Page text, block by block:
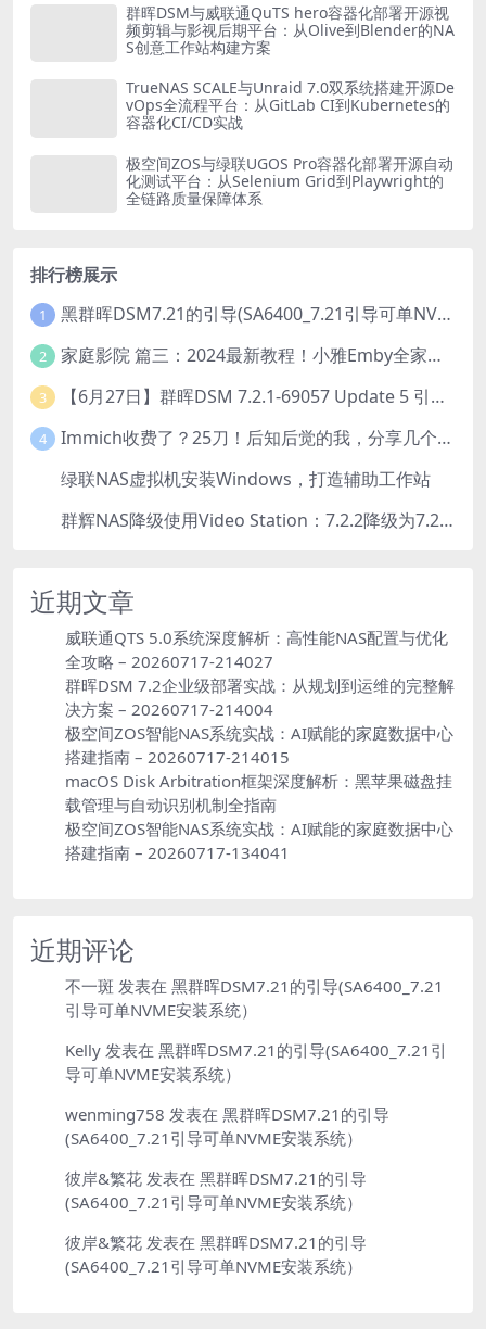
群晖DSM与威联通QuTS hero容器化部署开源视
频剪辑与影视后期平台：从Olive到Blender的NA
S创意工作站构建方案
TrueNAS SCALE与Unraid 7.0双系统搭建开源De
vOps全流程平台：从GitLab CI到Kubernetes的
容器化CI/CD实战
极空间ZOS与绿联UGOS Pro容器化部署开源自动
化测试平台：从Selenium Grid到Playwright的
全链路质量保障体系
排行榜展示
1 黑群晖DSM7.21的引导(SA6400_7.21引导可单NVME安装系统）
2 家庭影院 篇三：2024最新教程！小雅Emby全家桶又是什么？它和小雅AList又有什么区别？
3 【6月27日】群晖DSM 7.2.1-69057 Update 5 引导【附半洗白序列号】
4 Immich收费了？25刀！后知后觉的我，分享几个方法DIY这款最强家庭照片管理工具
绿联NAS虚拟机安装Windows，打造辅助工作站
群辉NAS降级使用Video Station：7.2.2降级为7.2.1，也可降为其他版本
近期文章
威联通QTS 5.0系统深度解析：高性能NAS配置与优化
全攻略 – 20260717-214027
群晖DSM 7.2企业级部署实战：从规划到运维的完整解
决方案 – 20260717-214004
极空间ZOS智能NAS系统实战：AI赋能的家庭数据中心
搭建指南 – 20260717-214015
macOS Disk Arbitration框架深度解析：黑苹果磁盘挂
载管理与自动识别机制全指南
极空间ZOS智能NAS系统实战：AI赋能的家庭数据中心
搭建指南 – 20260717-134041
近期评论
不一斑 发表在 黑群晖DSM7.21的引导(SA6400_7.21
引导可单NVME安装系统）
Kelly 发表在 黑群晖DSM7.21的引导(SA6400_7.21引
导可单NVME安装系统）
wenming758 发表在 黑群晖DSM7.21的引导
(SA6400_7.21引导可单NVME安装系统）
彼岸&繁花 发表在 黑群晖DSM7.21的引导
(SA6400_7.21引导可单NVME安装系统）
彼岸&繁花 发表在 黑群晖DSM7.21的引导
(SA6400_7.21引导可单NVME安装系统）